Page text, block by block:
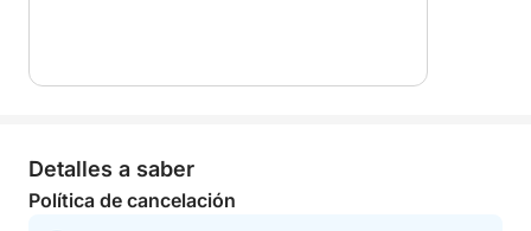
Detalles a saber
Política de cancelación